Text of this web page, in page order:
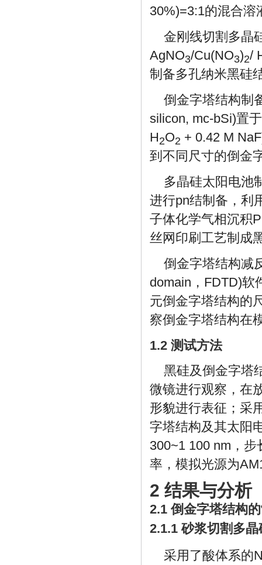
30%)=3:1的混合溶
金刚线切割多晶
AgNO3/Cu(NO3)2/
制备多孔纳米黑硅
倒金字塔结构制
silicon, mc-bSi)置
H2O2 + 0.42 M
到不同尺寸的倒金
多晶硅太阳电池
进行pn结制备，利
子体化学气相沉积
丝网印刷工艺制成
倒金字塔结构减
domain，FDTD)软
元倒金字塔结构的
察倒金字塔结构在
1.2 测试方法
黑硅及倒金字塔
微镜进行观察，在
形貌进行表征；采
字塔结构及其太阳
300~1 100 nm，
率，模拟光源为
2 结果与分析
2.1 倒金字塔结构
2.1.1 砂浆切割多
采用了酸体系的